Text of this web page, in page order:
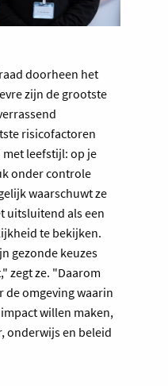
doorheen het
zijn de grootste
risicofactoren
leefstijl: op je
onder controle
waarschuwt ze
uitsluitend als een
te bekijken.
gezonde keuzes
zegt ze. "Daarom
de omgeving waarin
willen maken,
onderwijs en beleid